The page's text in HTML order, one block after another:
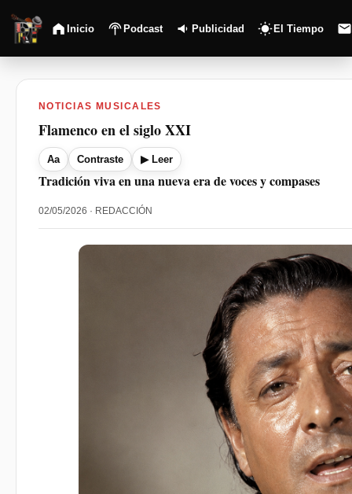
Inicio Podcast Publicidad El Tiempo
NOTICIAS MUSICALES
Flamenco en el siglo XXI
Aa Contraste ▶ Leer
Tradición viva en una nueva era de voces y compases
02/05/2026 · REDACCIÓN